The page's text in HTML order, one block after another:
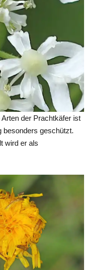
der Prachtkäfer ist
besonders geschützt.
wird er als